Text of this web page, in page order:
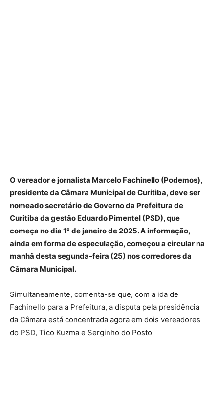
O vereador e jornalista Marcelo Fachinello (Podemos),
presidente da Câmara Municipal de Curitiba, deve ser
nomeado secretário de Governo da Prefeitura de
Curitiba da gestão Eduardo Pimentel (PSD), que
começa no dia 1° de janeiro de 2025. A informação,
ainda em forma de especulação, começou a circular na
manhã desta segunda-feira (25) nos corredores da
Câmara Municipal.
Simultaneamente, comenta-se que, com a ida de
Fachinello para a Prefeitura, a disputa pela presidência
da Câmara está concentrada agora em dois vereadores
do PSD, Tico Kuzma e Serginho do Posto.